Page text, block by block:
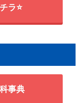
ラ⭐
事典